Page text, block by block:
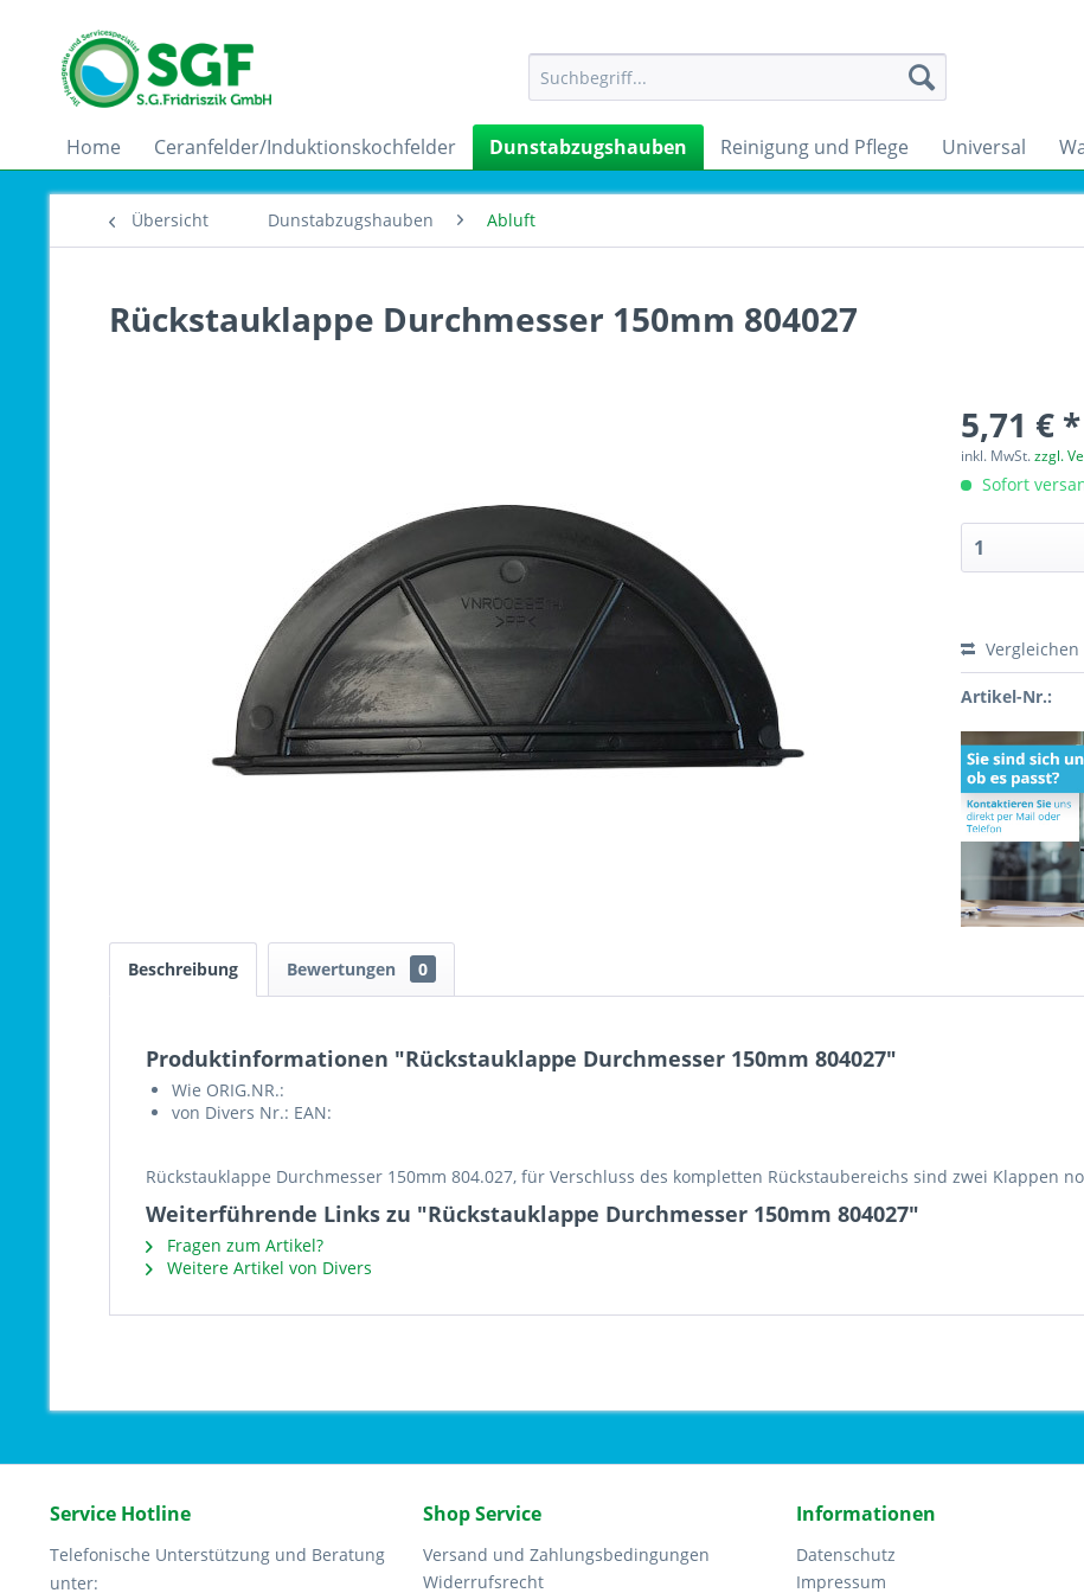
Home Ceranfelder/Induktionskochfelder Dunstabzugshauben Reinigung und Pflege Universal
Übersicht Dunstabzugshauben Abluft
Rückstauklappe Durchmesser 150mm 804027
5,71 € *
inkl. MwSt.zzgl.
Sofort
Vergleichen
Artikel-Nr.:
Beschreibung Bewertungen 0
Produktinformationen "Rückstauklappe Durchmesser 150mm 804027"
Wie ORIG.NR.:
von Divers Nr.: EAN:
Rückstauklappe Durchmesser 150mm 804.027, für Verschluss des kompletten Rückstaubereichs sind zwei Klappen
Weiterführende Links zu "Rückstauklappe Durchmesser 150mm 804027"
Fragen zum Artikel?
Weitere Artikel von Divers
Service Hotline
Telefonische Unterstützung und Beratung
unter:
Shop Service
Versand und Zahlungsbedingungen
Widerrufsrecht
Informationen
Datenschutz
Impressum